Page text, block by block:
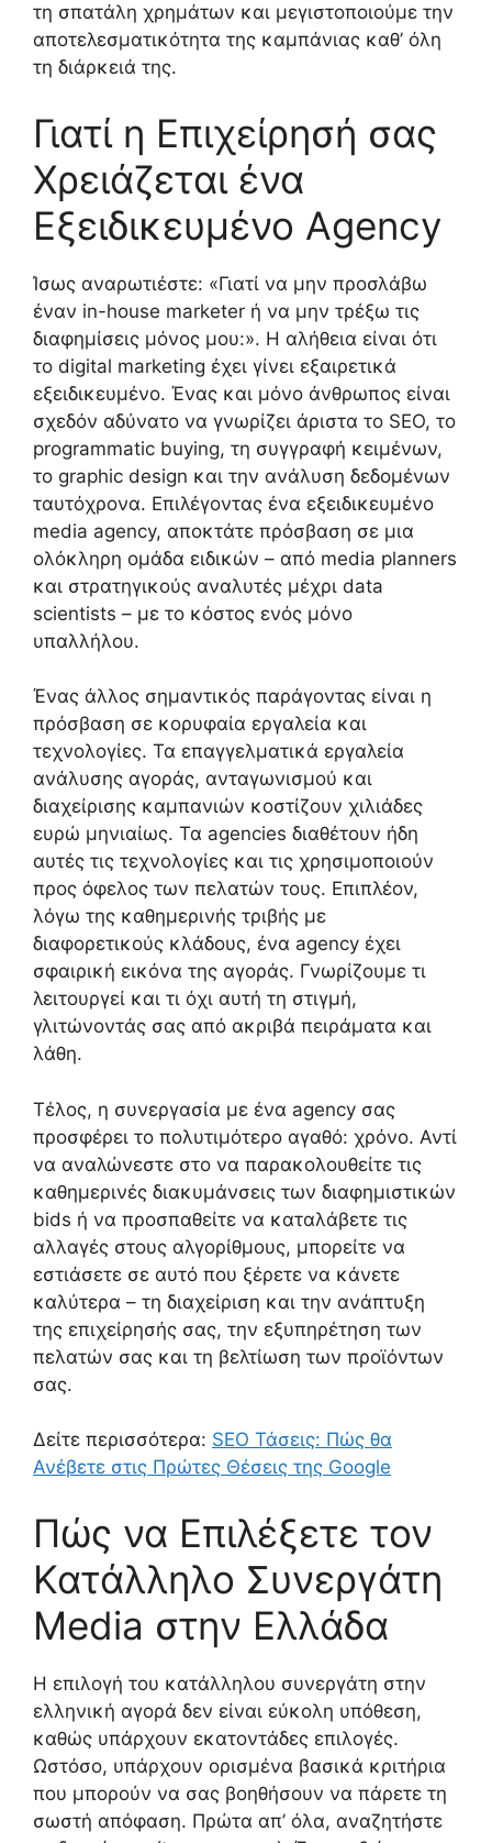
τη σπατάλη χρημάτων και μεγιστοποιούμε την
αποτελεσματικότητα της καμπάνιας καθ’ όλη
τη διάρκειά της.
Γιατί η Επιχείρησή σας
Χρειάζεται ένα
Εξειδικευμένο Agency
Ίσως αναρωτιέστε: «Γιατί να μην προσλάβω
έναν in-house marketer ή να μην τρέξω τις
διαφημίσεις μόνος μου:». Η αλήθεια είναι ότι
το digital marketing έχει γίνει εξαιρετικά
εξειδικευμένο. Ένας και μόνο άνθρωπος είναι
σχεδόν αδύνατο να γνωρίζει άριστα το SEO, το
programmatic buying, τη συγγραφή κειμένων,
το graphic design και την ανάλυση δεδομένων
ταυτόχρονα. Επιλέγοντας ένα εξειδικευμένο
media agency, αποκτάτε πρόσβαση σε μια
ολόκληρη ομάδα ειδικών – από media planners
και στρατηγικούς αναλυτές μέχρι data
scientists – με το κόστος ενός μόνο
υπαλλήλου.
Ένας άλλος σημαντικός παράγοντας είναι η
πρόσβαση σε κορυφαία εργαλεία και
τεχνολογίες. Τα επαγγελματικά εργαλεία
ανάλυσης αγοράς, ανταγωνισμού και
διαχείρισης καμπανιών κοστίζουν χιλιάδες
ευρώ μηνιαίως. Τα agencies διαθέτουν ήδη
αυτές τις τεχνολογίες και τις χρησιμοποιούν
προς όφελος των πελατών τους. Επιπλέον,
λόγω της καθημερινής τριβής με
διαφορετικούς κλάδους, ένα agency έχει
σφαιρική εικόνα της αγοράς. Γνωρίζουμε τι
λειτουργεί και τι όχι αυτή τη στιγμή,
γλιτώνοντάς σας από ακριβά πειράματα και
λάθη.
Τέλος, η συνεργασία με ένα agency σας
προσφέρει το πολυτιμότερο αγαθό: χρόνο. Αντί
να αναλώνεστε στο να παρακολουθείτε τις
καθημερινές διακυμάνσεις των διαφημιστικών
bids ή να προσπαθείτε να καταλάβετε τις
αλλαγές στους αλγορίθμους, μπορείτε να
εστιάσετε σε αυτό που ξέρετε να κάνετε
καλύτερα – τη διαχείριση και την ανάπτυξη
της επιχείρησής σας, την εξυπηρέτηση των
πελατών σας και τη βελτίωση των προϊόντων
σας.
Δείτε περισσότερα: SEO Τάσεις: Πώς θα
Ανέβετε στις Πρώτες Θέσεις της Google
Πώς να Επιλέξετε τον
Κατάλληλο Συνεργάτη
Media στην Ελλάδα
Η επιλογή του κατάλληλου συνεργάτη στην
ελληνική αγορά δεν είναι εύκολη υπόθεση,
καθώς υπάρχουν εκατοντάδες επιλογές.
Ωστόσο, υπάρχουν ορισμένα βασικά κριτήρια
που μπορούν να σας βοηθήσουν να πάρετε τη
σωστή απόφαση. Πρώτα απ’ όλα, αναζητήστε